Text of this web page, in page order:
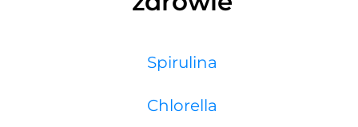
Spirulina
Chlorella